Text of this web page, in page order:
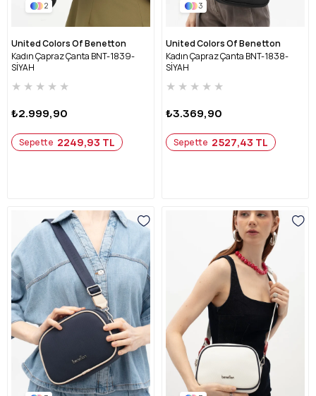
2
United Colors Of Benetton
Kadın Çapraz Çanta BNT-1839-
SİYAH
★ ★ ★ ★ ★
₺2.999,90
Sepette 2249,93 TL
3
United Colors Of Benetton
Kadın Çapraz Çanta BNT-1838-
SİYAH
★ ★ ★ ★ ★
₺3.369,90
Sepette 2527,43 TL